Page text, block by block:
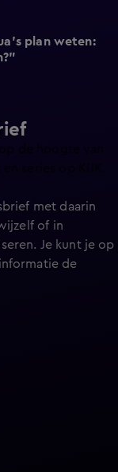
plan weten:
met daarin
of in
Je kunt je op
de